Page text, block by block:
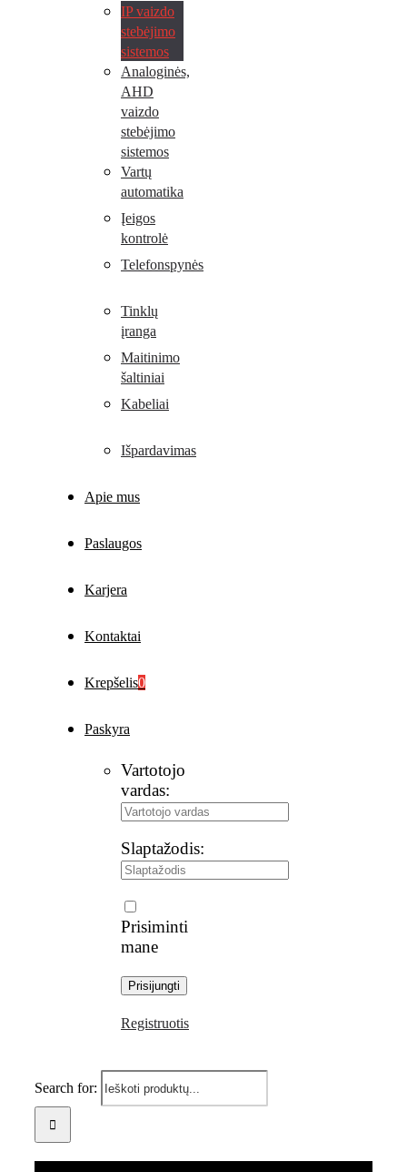
IP vaizdo
stebėjimo
sistemos
Analoginės,
AHD
vaizdo
stebėjimo
sistemos
Vartų
automatika
Įeigos
kontrolė
Telefonspynės
Tinklų
įranga
Maitinimo
šaltiniai
Kabeliai
Išpardavimas
Apie mus
Paslaugos
Karjera
Kontaktai
Krepšelis0
Paskyra
Vartotojo
vardas:
Slaptažodis:
Prisiminti
mane
Registruotis
Search for: